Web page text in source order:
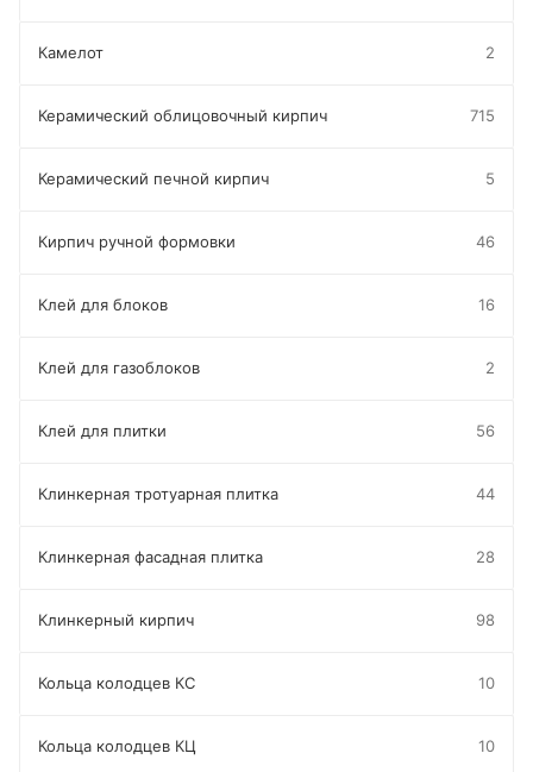
Камелот 2
Керамический облицовочный кирпич 715
Керамический печной кирпич 5
Кирпич ручной формовки 46
Клей для блоков 16
Клей для газоблоков 2
Клей для плитки 56
Клинкерная тротуарная плитка 44
Клинкерная фасадная плитка 28
Клинкерный кирпич 98
Кольца колодцев КС 10
Кольца колодцев КЦ 10